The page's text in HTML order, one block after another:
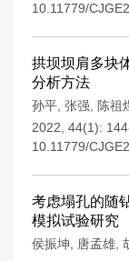
10.11779/
拱坝坝肩多块
分析方法
孙平 张强 陈祖
2022, 44(1):
10.11779/
考虑塌孔的随
模拟试验研究
侯振坤 唐孟雄